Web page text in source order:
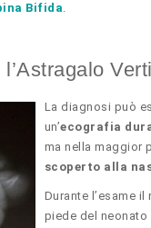
Bifida.
La diagnosi può
un’ecografia
ma nella maggior
scoperto alla
Durante l’esame
piede del